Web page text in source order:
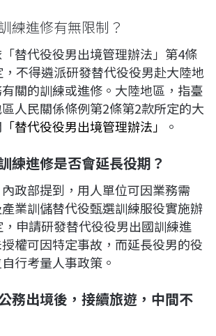
練進修有無限制？
替代役役男出境管理辦法」第4條
不得遴派研發替代役役男赴大陸地
關的訓練或進修。大陸地區，指臺
人民關係條例第2條第2款所定的大
「替代役役男出境管理辦法」 。
練進修是否會延長役期？
政部提到，用人單位可因業務需
業訓儲替代役甄選訓練服役實施辦
申請研發替代役役男出國訓練進
權可因特定事故，而延長役男的役
行考量人事政策。
務出境後，接續旅遊，中間不